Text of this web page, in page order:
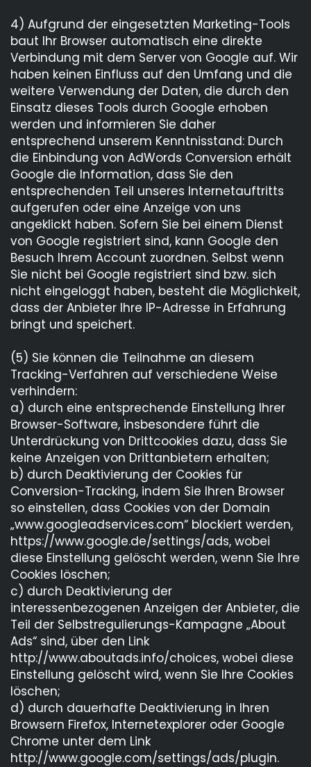
4) Aufgrund der eingesetzten Marketing-Tools
baut Ihr Browser automatisch eine direkte
Verbindung mit dem Server von Google auf. Wir
haben keinen Einfluss auf den Umfang und die
weitere Verwendung der Daten, die durch den
Einsatz dieses Tools durch Google erhoben
werden und informieren Sie daher
entsprechend unserem Kenntnisstand: Durch
die Einbindung von AdWords Conversion erhält
Google die Information, dass Sie den
entsprechenden Teil unseres Internetauftritts
aufgerufen oder eine Anzeige von uns
angeklickt haben. Sofern Sie bei einem Dienst
von Google registriert sind, kann Google den
Besuch Ihrem Account zuordnen. Selbst wenn
Sie nicht bei Google registriert sind bzw. sich
nicht eingeloggt haben, besteht die Möglichkeit,
dass der Anbieter Ihre IP-Adresse in Erfahrung
bringt und speichert.
(5) Sie können die Teilnahme an diesem
Tracking-Verfahren auf verschiedene Weise
verhindern:
a) durch eine entsprechende Einstellung Ihrer
Browser-Software, insbesondere führt die
Unterdrückung von Drittcookies dazu, dass Sie
keine Anzeigen von Drittanbietern erhalten;
b) durch Deaktivierung der Cookies für
Conversion-Tracking, indem Sie Ihren Browser
so einstellen, dass Cookies von der Domain
„www.googleadservices.com“ blockiert werden,
https://www.google.de/settings/ads, wobei
diese Einstellung gelöscht werden, wenn Sie Ihre
Cookies löschen;
c) durch Deaktivierung der
interessenbezogenen Anzeigen der Anbieter, die
Teil der Selbstregulierungs-Kampagne „About
Ads“ sind, über den Link
http://www.aboutads.info/choices, wobei diese
Einstellung gelöscht wird, wenn Sie Ihre Cookies
löschen;
d) durch dauerhafte Deaktivierung in Ihren
Browsern Firefox, Internetexplorer oder Google
Chrome unter dem Link
http://www.google.com/settings/ads/plugin.